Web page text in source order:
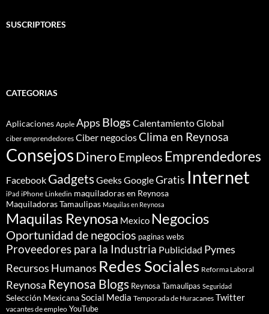
SUSCRIPTORES
CATEGORIAS
Aplicaciones Apple Apps Blogs Calentamiento Global
ciber emprendedores Ciber negociosClima en Reynosa
ConsejosDineroEmpleos Emprendedores
Facebook GadgetsGeeksGoogleGratis Internet
iPad iPhone Linkedin maquiladoras en Reynosa
Maquiladoras Tamaulipas Maquilas en Reynosa
Maquilas Reynosa Mexico Negocios
Oportunidad de negocios paginas webs
Proveedores para la Industria Publicidad Pymes
Recursos Humanos Redes Sociales Reforma Laboral
Reynosa Reynosa Blogs Reynosa Tamaulipas Seguridad
Selección MexicanaSocial Media Temporada de Huracanes Twitter
vacantes de empleo YouTube